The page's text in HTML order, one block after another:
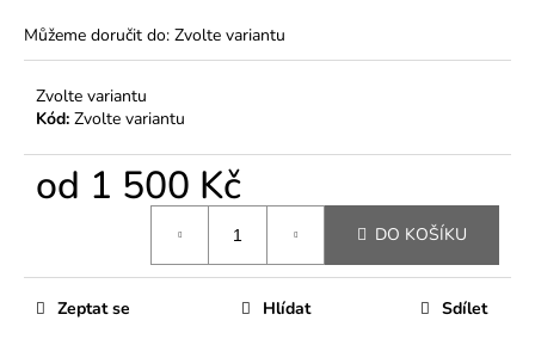
Můžeme doručit do: Zvolte variantu
Zvolte variantu
Kód: Zvolte variantu
od 1 500 Kč
DO KOŠÍKU
Zeptat se Hlídat Sdílet